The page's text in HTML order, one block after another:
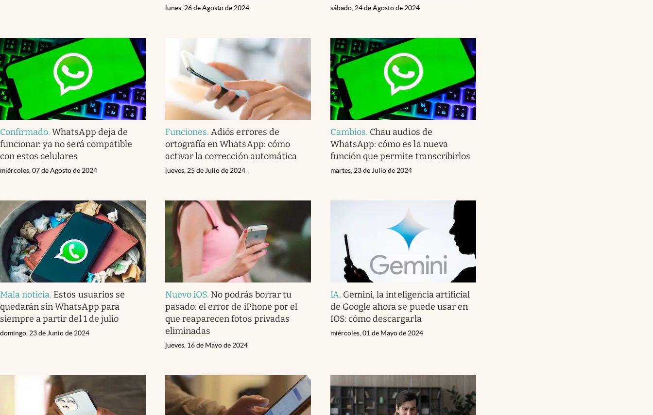
lunes, 26 de Agosto de 2024 sábado, 24 de Agosto de 2024
Confirmado.WhatsApp deja de
funcionar: ya no será compatible
con estos celulares
miércoles, 07 de Agosto de 2024
Funciones.Adiós errores de
ortografía en WhatsApp: cómo
activar la corrección automática
jueves, 25 de Julio de 2024
Cambios. Chau audios de
WhatsApp: cómo es la nueva
función que permite transcribirlos
martes, 23 de Julio de 2024
Mala noticia. Estos usuarios se
quedarán sin WhatsApp para
siempre a partir del 1 de julio
domingo, 23 de Junio de 2024
Nuevo iOS. No podrás borrar tu
pasado: el error de iPhone por el
que reaparecen fotos privadas
eliminadas
jueves, 16 de Mayo de 2024
IA. Gemini, la inteligencia artificial
de Google ahora se puede usar en
IOS: cómo descargarla
miércoles, 01 de Mayo de 2024